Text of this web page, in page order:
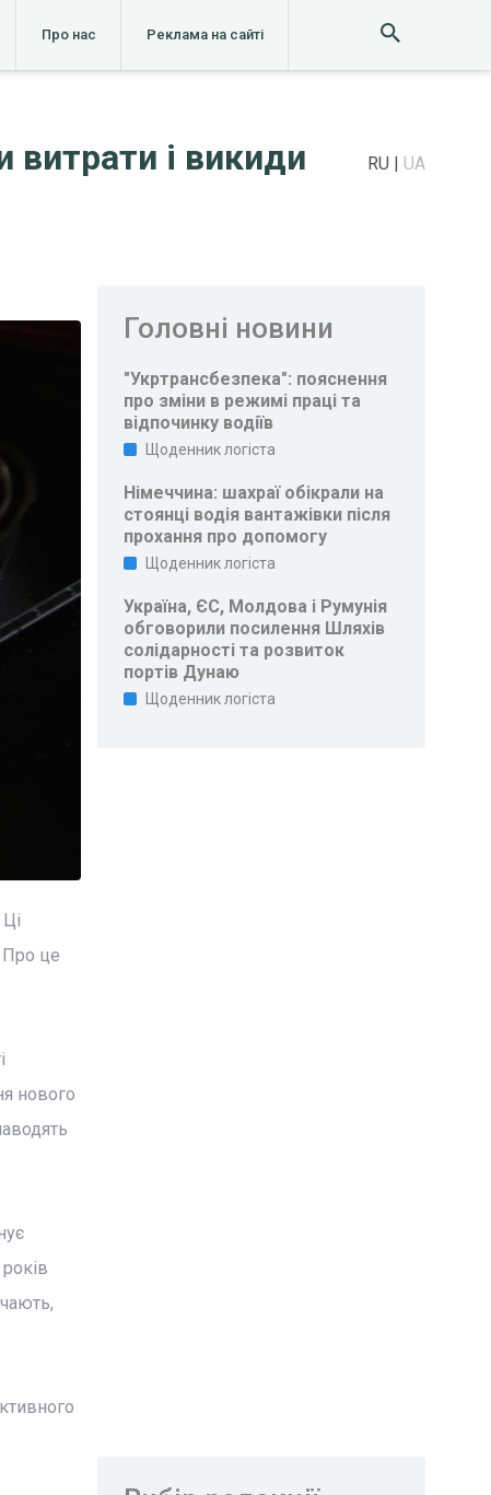
Про нас Реклама на сайті
і викиди
RU UA
Про це
нового
Головні новини
"Укртрансбезпека": пояснення
про зміни в режимі праці та
відпочинку водіїв
Щоденник логіста
Німеччина: шахраї обікрали на
стоянці водія вантажівки після
прохання про допомогу
Щоденник логіста
Україна, ЄС, Молдова і Румунія
обговорили посилення Шляхів
солідарності та розвиток
портів Дунаю
Щоденник логіста